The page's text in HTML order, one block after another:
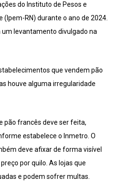
do Instituto de Pesos e
(Ipem-RN) durante o ano de 2024.
levantamento divulgado na
que vendem pão
houve alguma irregularidade
pão francês deve ser feita,
estabelece o Inmetro. O
deve afixar de forma visível
por quilo. As lojas que
e podem sofrer multas.